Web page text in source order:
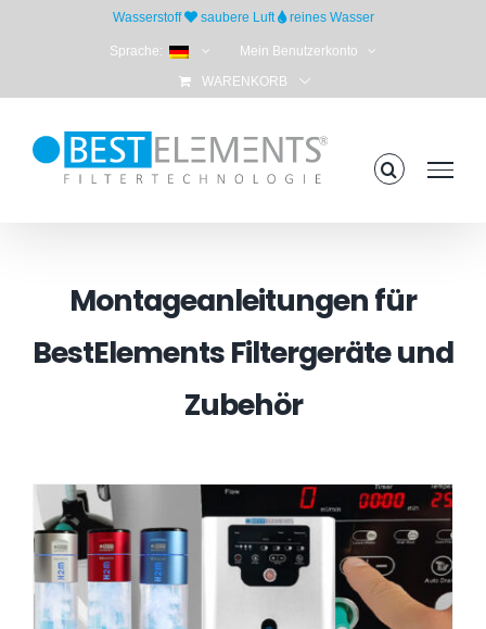
Wasserstoff saubere Luft reines Wasser
Sprache: Mein Benutzerkonto
WARENKORB
Montageanleitungen für
BestElements Filtergeräte und
Zubehör